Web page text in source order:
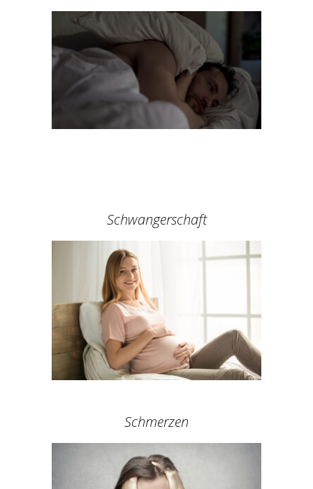
Schwangerschaft
Schmerzen